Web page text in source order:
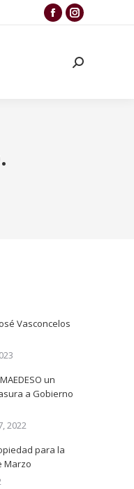
Vasconcelos
un
a Gobierno
2022
para la
Marzo